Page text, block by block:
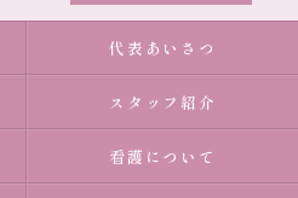
代表あいさつ
スタッフ紹介
看護について